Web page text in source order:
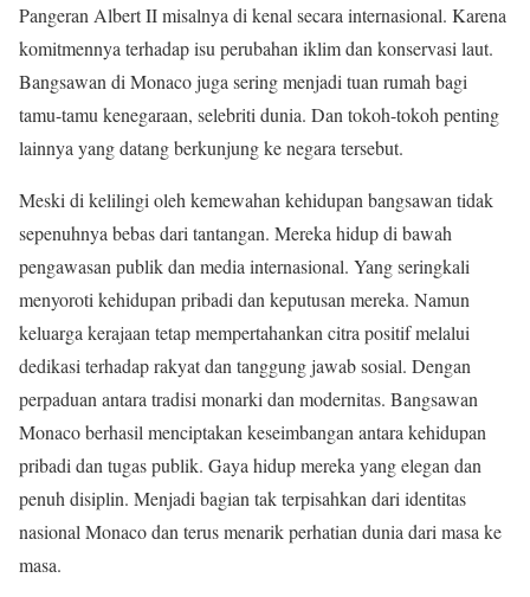
Pangeran Albert II misalnya di kenal secara internasional. Karena
komitmennya terhadap isu perubahan iklim dan konservasi laut.
Bangsawan di Monaco juga sering menjadi tuan rumah bagi
tamu-tamu kenegaraan, selebriti dunia. Dan tokoh-tokoh penting
lainnya yang datang berkunjung ke negara tersebut.
Meski di kelilingi oleh kemewahan kehidupan bangsawan tidak
sepenuhnya bebas dari tantangan. Mereka hidup di bawah
pengawasan publik dan media internasional. Yang seringkali
menyoroti kehidupan pribadi dan keputusan mereka. Namun
keluarga kerajaan tetap mempertahankan citra positif melalui
dedikasi terhadap rakyat dan tanggung jawab sosial. Dengan
perpaduan antara tradisi monarki dan modernitas. Bangsawan
Monaco berhasil menciptakan keseimbangan antara kehidupan
pribadi dan tugas publik. Gaya hidup mereka yang elegan dan
penuh disiplin. Menjadi bagian tak terpisahkan dari identitas
nasional Monaco dan terus menarik perhatian dunia dari masa ke
masa.